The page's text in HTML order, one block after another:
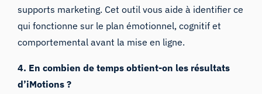
supports marketing. Cet outil vous aide à identifier ce
qui fonctionne sur le plan émotionnel, cognitif et
comportemental avant la mise en ligne.
4. En combien de temps obtient-on les résultats
d’iMotions ?